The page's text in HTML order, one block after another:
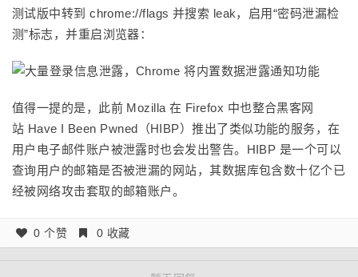
测试版中转到 chrome://flags 并搜索 leak，启用“密码泄漏检
测”标志，并重启浏览器：
值得一提的是，此前 Mozilla 在 Firefox 中也整合黑客网
站 Have I Been Pwned（HIBP）推出了类似功能的服务，在
用户电子邮件账户被泄露时也会发出警告。HIBP 是一个可以
查询用户的邮箱是否被泄漏的网站，其数据库包含数十亿个已
经被网络攻击套取的邮箱账户。
0 个赞 0 收藏